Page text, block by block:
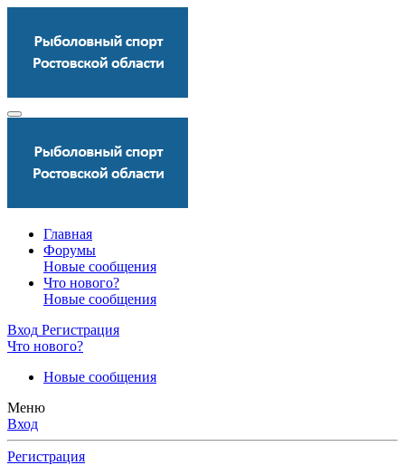
Главная
Форумы
Новые сообщения
Что нового?
Новые сообщения
Вход Регистрация
Что нового?
Новые сообщения
Меню
Вход
Регистрация